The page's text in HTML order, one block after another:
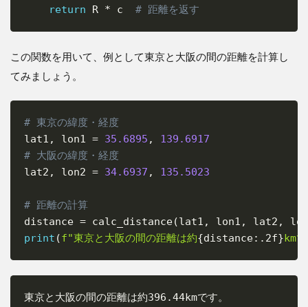
return R * c # 距離を返す
この関数を用いて、例として東京と大阪の間の距離を計算し
てみましょう。
# 東京の緯度・経度
lat1 , lon1 = 35.6895 ,
139.6917
# 大阪の緯度・経度
lat2 , lon2 = 34.6937 , 135.5023
# 距離の計算
distance = calc_distance(lat1 , lon1 , lat2 ,
print (f"東京と大阪の間の距離は約{distance: .2f}km
東京と大阪の間の距離は約396.44kmです。